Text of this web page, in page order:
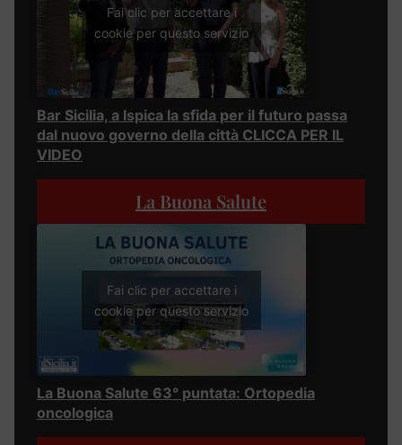
Fai clic per accettare i
cookie per questo servizio
Bar Sicilia, a Ispica la sfida per il futuro passa
dal nuovo governo della città CLICCA PER IL
VIDEO
La Buona Salute
Fai clic per accettare i
cookie per questo servizio
La Buona Salute 63° puntata: Ortopedia
oncologica